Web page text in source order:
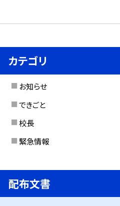
カテゴリ
お知らせ
できごと
校長
緊急情報
配布文書